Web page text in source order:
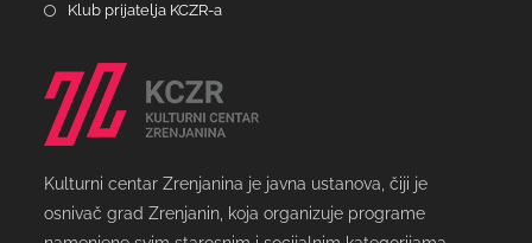
Klub prijatelja KCZR-a
Kulturni centar Zrenjanina je javna ustanova, čiji je
osnivač grad Zrenjanin, koja organizuje programe